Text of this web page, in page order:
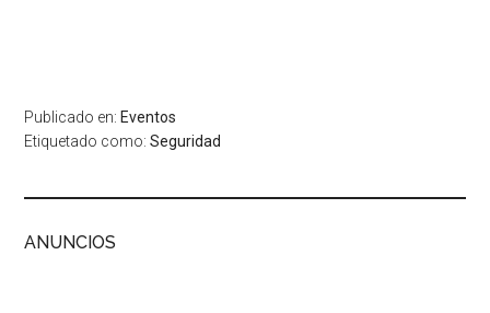
Publicado en: Eventos
Etiquetado como:Seguridad
ANUNCIOS